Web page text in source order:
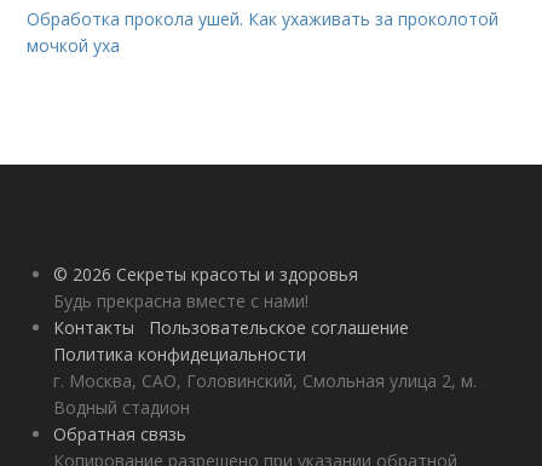
Обработка прокола ушей. Как ухаживать за проколотой
мочкой уха
© 2026 Секреты красоты и здоровья
Будь прекрасна вместе с нами!
Контакты
Пользовательское соглашение
Политика конфидециальности
г. Москва, САО, Головинский, Смольная улица 2, м.
Водный стадион
Обратная связь
Копирование разрешено при указании обратной